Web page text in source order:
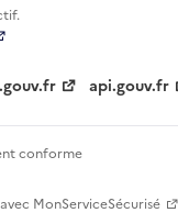
api.gouv.fr
conforme
MonServiceSécurisé